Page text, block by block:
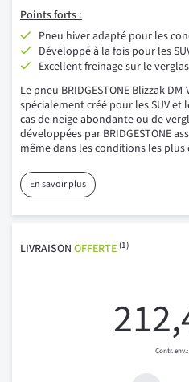
Points forts :
Pneu hiver adapté pour les
Développé à la fois pour les
Excellent freinage sur le
Le pneu BRIDGESTONE Blizzak
spécialement créé pour les SUV
cas de neige abondante ou de
développées par BRIDGESTONE
même dans les conditions les plus
En savoir plus
LIVRAISON OFFERTE (1)